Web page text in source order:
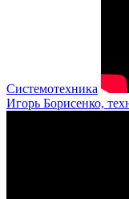
Системотехника
Игорь Борисенко,